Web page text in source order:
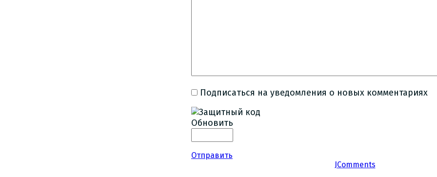
Подписаться на уведомления о новых комментариях
Обновить
Отправить
JComments